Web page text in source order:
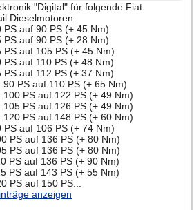
"Digital" für folgende Fiat
Dieselmotoren:
PS auf 90 PS (+ 45 Nm)
PS auf 90 PS (+ 28 Nm)
PS auf 105 PS (+ 45 Nm)
PS auf 110 PS (+ 48 Nm)
PS auf 112 PS (+ 37 Nm)
90 PS auf 110 PS (+ 65 Nm)
100 PS auf 122 PS (+ 49 Nm)
105 PS auf 126 PS (+ 49 Nm)
120 PS auf 148 PS (+ 60 Nm)
PS auf 106 PS (+ 74 Nm)
PS auf 136 PS (+ 80 Nm)
PS auf 136 PS (+ 80 Nm)
PS auf 136 PS (+ 90 Nm)
PS auf 143 PS (+ 55 Nm)
PS auf 150 PS...
anzeigen